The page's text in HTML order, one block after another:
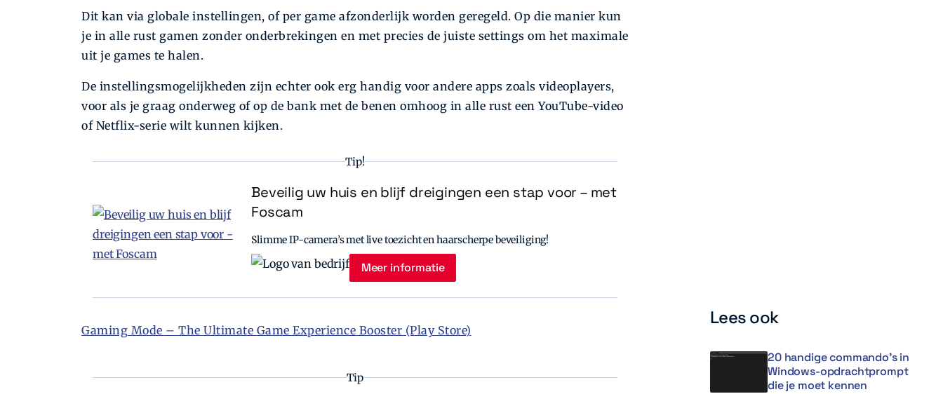
Dit kan via globale instellingen, of per game afzonderlijk worden geregeld. Op die manier kun
je in alle rust gamen zonder onderbrekingen en met precies de juiste settings om het maximale
uit je games te halen.
De instellingsmogelijkheden zijn echter ook erg handig voor andere apps zoals videoplayers,
voor als je graag onderweg of op de bank met de benen omhoog in alle rust een YouTube-­video
of Netflix-­serie wilt kunnen kijken.
Tip!
Beveilig uw huis en blijf dreigingen een stap voor – met
Foscam
Slimme IP-camera’s met live toezicht en haarscherpe beveiliging!
Meer informatie
Gaming Mode – The Ultimate Game Experience Booster (Play Store)
Tip
Lees ook
20 handige commando’s in
Windows-opdrachtprompt
die je moet kennen